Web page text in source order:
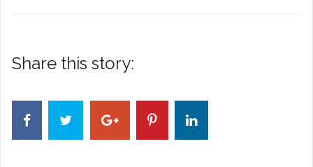
Share this story: